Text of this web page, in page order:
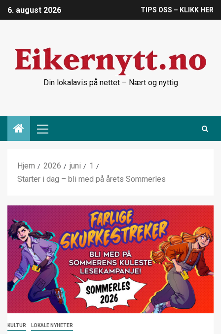
6. august 2026 TIPS OSS – KLIKK HER
Din lokalavis på nettet – Nært og nyttig
Hjem 2026 juni
1
Starter i dag – bli med på årets Sommerles
KULTUR LOKALE NYHETER